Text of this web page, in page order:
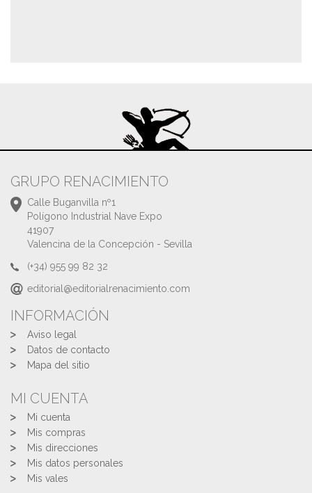
GRUPO RENACIMIENTO
Calle Buganvilla nº1
Polígono Industrial Nave Expo
41907
Valencina de la Concepción - Sevilla
(+34) 955 99 82 32
editorial@editorialrenacimiento.com
INFORMACIÓN
Aviso legal
Datos de contacto
Mapa del sitio
MI CUENTA
Mi cuenta
Mis compras
Mis direcciones
Mis datos personales
Mis vales